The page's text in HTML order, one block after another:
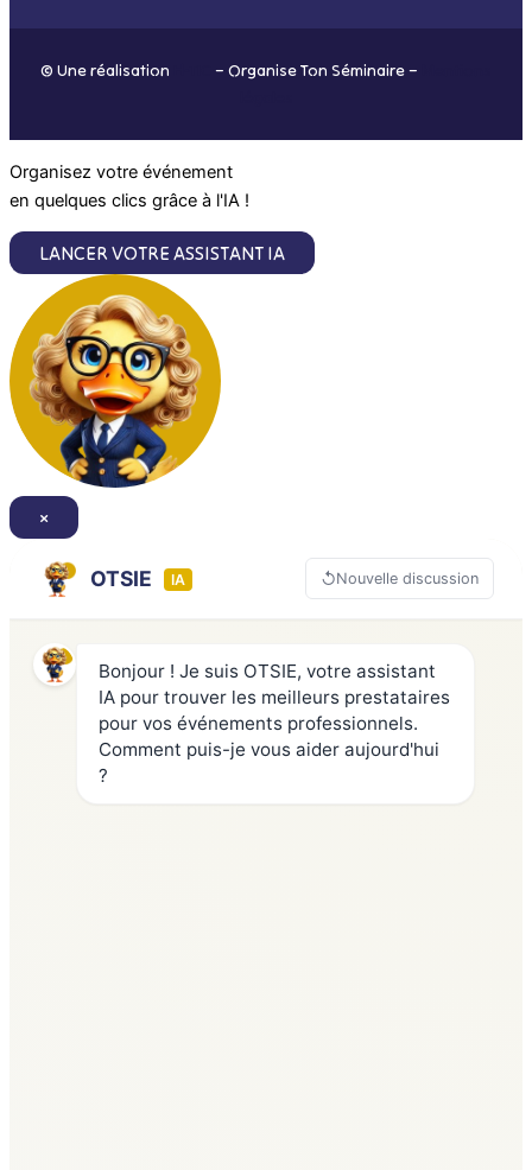
© Une réalisation – Organise Ton Séminaire –
Organisez votre événement
en quelques clics grâce à l'IA !
LANCER VOTRE ASSISTANT IA
×